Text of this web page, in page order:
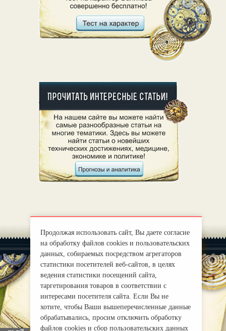
О нас |
Правила
mirprognoz@mail.ru
Продолжая использовать сайт, Вы даете согласие
на обработку файлов cookies и пользовательских
данных, собираемых посредством агрегаторов
статистики посетителей веб-сайтов, в целях
ведения статистики посещений сайта,
таргетирования товаров в соответствии с
интересами посетителя сайта. Если Вы не
хотите, чтобы Ваши вышеперечисленные данные
обрабатывались, просим отключить обработку
файлов cookies и сбор пользовательских данных